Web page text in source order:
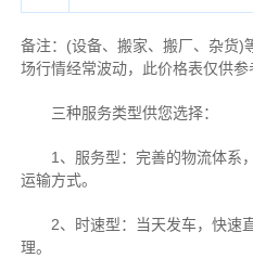
备注：(设备、搬家、搬厂、杂货)
场行情经常波动，此价格表仅供
三种服务类型供您选择：
1、服务型：完善的物流体系
运输方式。
2、时速型：当天发车，快速
理。